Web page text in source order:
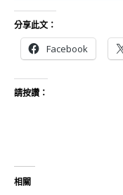
分享此文：
Facebook
請按讚：
相關